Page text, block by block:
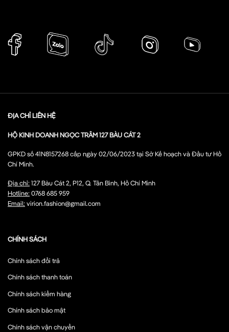
ĐỊA CHỈ LIÊN HỆ
HỘ KINH DOANH NGỌC TRÂM 127 BÀU CÁT 2
GPKD số 41N8157268 cấp ngày 02/06/2023 tại Sở Kế hoạch và Đầu tư Hồ
Chí Minh.
Địa chỉ:127 Bàu Cát 2, P12, Q. Tân Bình, Hồ Chí Minh
Hotline:0768 685 959
Email:virion.fashion@gmail.com
CHÍNH SÁCH
Chính sách đổi trả
Chính sách thanh toán
Chính sách kiểm hàng
Chính sách bảo mật
Chính sách vận chuyển